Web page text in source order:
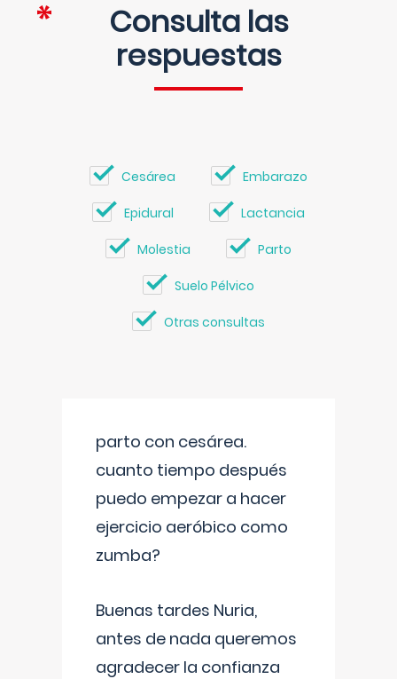
Consulta las
respuestas
Cesárea Embarazo
Epidural Lactancia
Molestia Parto
Suelo Pélvico
Otras consultas
parto con cesárea.
cuanto tiempo después
puedo empezar a hacer
ejercicio aeróbico como
zumba?
Buenas tardes Nuria,
antes de nada queremos
agradecer la confianza